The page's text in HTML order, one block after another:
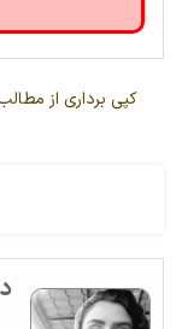
کپی برداری از